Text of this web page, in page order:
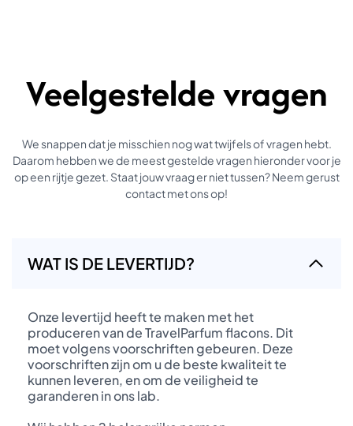
Veelgestelde vragen
We snappen dat je misschien nog wat twijfels of vragen hebt.
Daarom hebben we de meest gestelde vragen hieronder voor je
op een rijtje gezet. Staat jouw vraag er niet tussen? Neem gerust
contact met ons op!
WAT IS DE LEVERTIJD?
Onze levertijd heeft te maken met het
produceren van de TravelParfum flacons. Dit
moet volgens voorschriften gebeuren. Deze
voorschriften zijn om u de beste kwaliteit te
kunnen leveren, en om de veiligheid te
garanderen in ons lab.